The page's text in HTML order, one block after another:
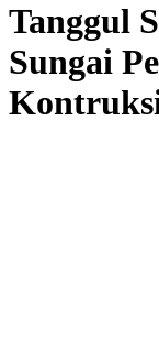
Tanggul
Sungai